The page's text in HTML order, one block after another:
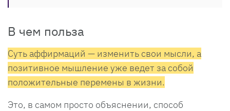
В чем польза
Суть аффирмаций — изменить свои мысли, а
позитивное мышление уже ведет за собой
положительные перемены в жизни.
Это, в самом просто объяснении, способ